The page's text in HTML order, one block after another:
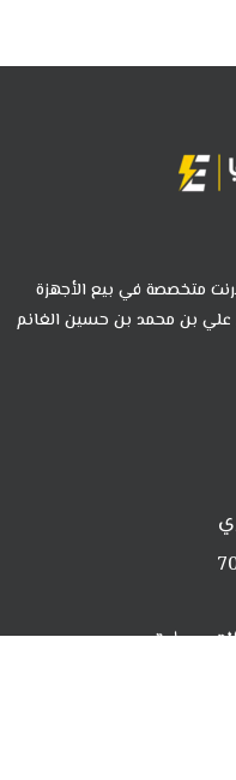
متخصصة في بيع الأجهزة
علي بن محمد بن حسين الغانم